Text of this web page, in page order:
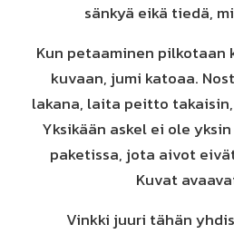
sänkyä eikä tiedä,
Kun petaaminen pilkotaan
kuvaan, jumi katoaa.
lakana, laita peitto
Yksikään askel ei ole
paketissa, jota aivot
Kuvat
Vinkki juuri tähän